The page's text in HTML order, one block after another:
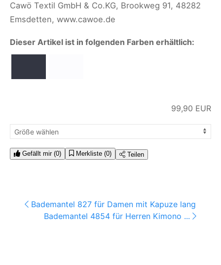
Cawö Textil GmbH & Co.KG, Brookweg 91, 48282
Emsdetten, www.cawoe.de
Dieser Artikel ist in folgenden Farben erhältlich:
99,90 EUR
Gefällt mir (0) Merkliste (0) Teilen
Bademantel 827 für Damen mit Kapuze lang ...
Bademantel 4854 für Herren Kimono ...